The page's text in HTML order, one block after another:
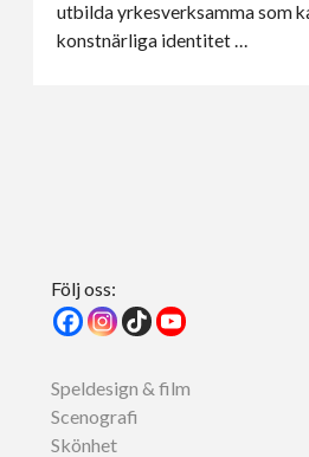
utbilda yrkesverksamma som
konstnärliga identitet …
Följ oss:
Speldesign & film
Scenografi
Skönhet